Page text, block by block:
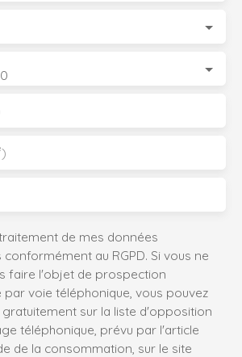
de mes données
au RGPD. Si vous ne
faire l'objet de prospection
par voie téléphonique, vous pouvez
sur la liste d'opposition
téléphonique, prévu par l'article
de la consommation, sur le site